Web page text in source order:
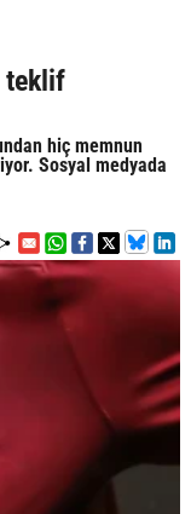
teklif
hiç memnun
Sosyal medyada